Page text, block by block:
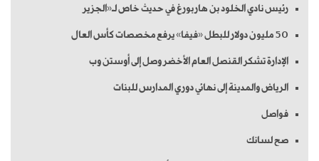
رئيس نادي الخلود بن هاربورغ في حديث خاص لـ«الجزير
50 مليون دولار للبطل «فيفا» يرفع مخصصات كأس العال
الإدارة تشكر القنصل العام الأخضر وصل إلى أوستن وب
الرياض والمدينة إلى نهائي دوري المدارس للبنات
فواصل
صح لسانك